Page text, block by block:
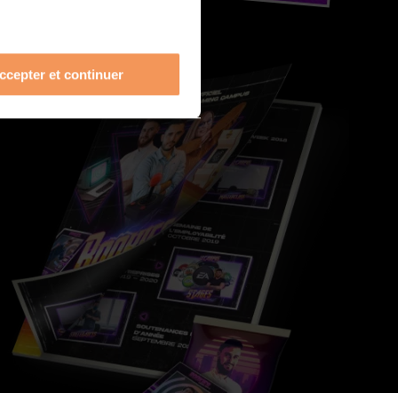
et continuer